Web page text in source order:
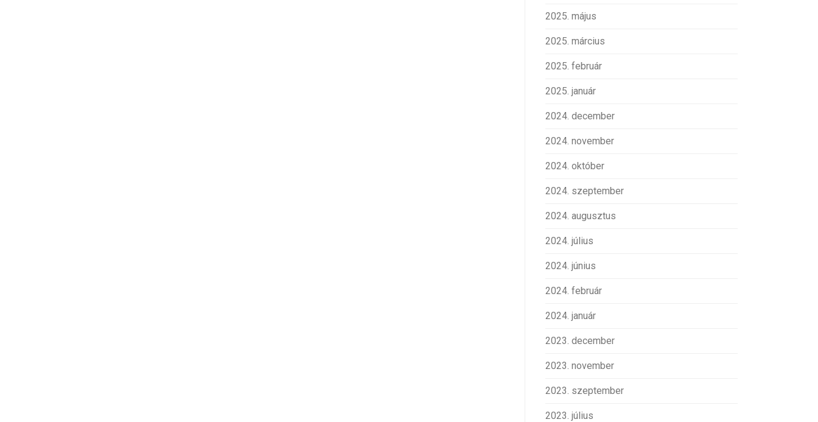
2025. május
2025. március
2025. február
2025. január
2024. december
2024. november
2024. október
2024. szeptember
2024. augusztus
2024. július
2024. június
2024. február
2024. január
2023. december
2023. november
2023. szeptember
2023. július